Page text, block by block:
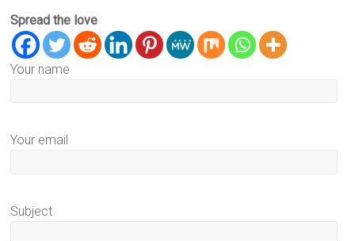
Spread the love
Your name
Your email
Subject